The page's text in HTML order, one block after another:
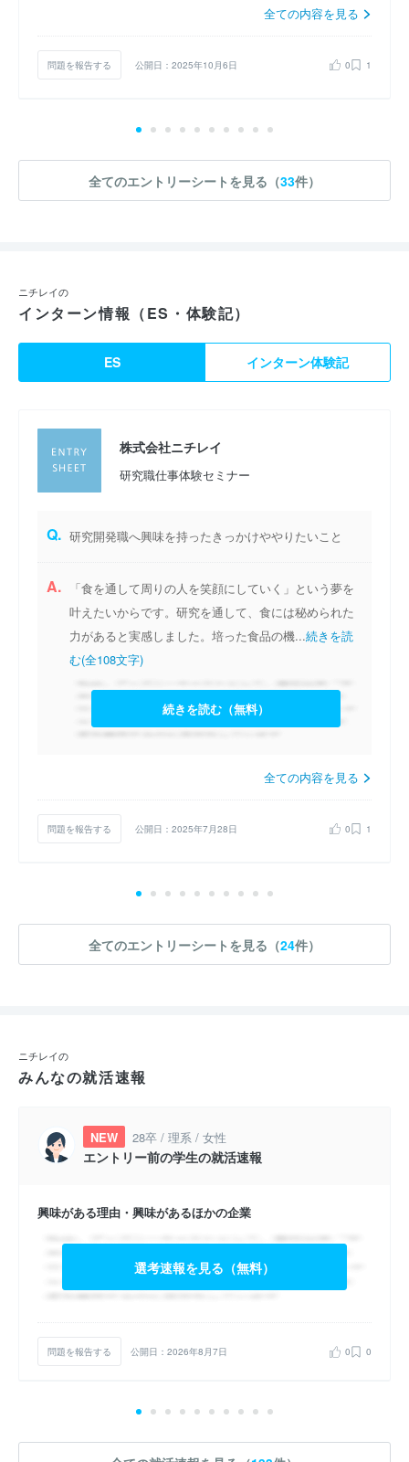
全ての内容を見る
問題を報告する 公開日：2025年10月6日 0 1
全てのエントリーシートを見る（33件）
ニチレイの
インターン情報（ES・体験記）
ES インターン体験記
株式会社ニチレイ
研究職仕事体験セミナー
Q. 研究開発職へ興味を持ったきっかけややりたいこと
A.
「食を通して周りの人を笑顔にしていく」という夢を
叶えたいからです。研究を通して、食には秘められた
力があると実感しました。培った食品の機...続きを読
む(全108文字)
続きを読む（無料）
全ての内容を見る
問題を報告する 公開日：2025年7月28日 0 1
全てのエントリーシートを見る（24件）
ニチレイの
みんなの就活速報
NEW 28卒 / 理系 / 女性
エントリー前の学生の就活速報
興味がある理由・興味があるほかの企業
選考速報を見る（無料）
問題を報告する 公開日：2026年8月7日 0 0